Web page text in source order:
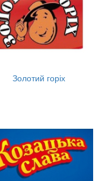
Золотий горіх